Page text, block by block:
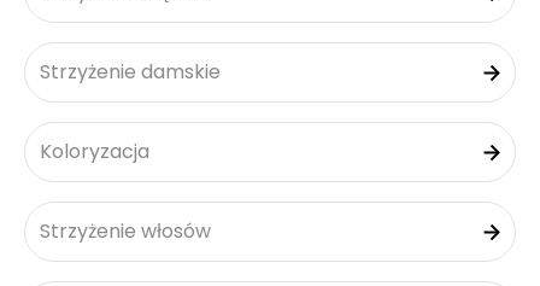
Strzyżenie damskie
Koloryzacja
Strzyżenie włosów